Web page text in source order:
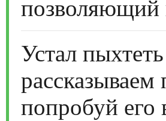
позволяющий
Устал
рассказываем
попробуй его